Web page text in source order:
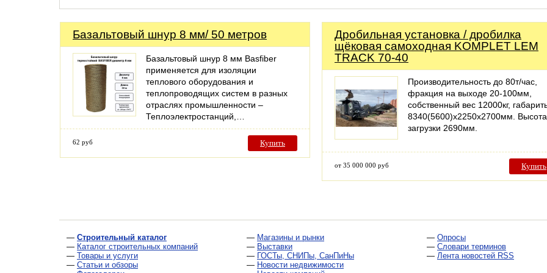
Базальтовый шнур 8 мм/ 50 метров
Базальтовый шнур 8 мм Basfiber
применяется для изоляции
теплового оборудования и
теплопроводящих систем в разных
отраслях промышленности –
Теплоэлектростанций,…
62 руб Купить
Дробильная установка / дробилка
щёковая самоходная KOMPLET LEM
TRACK 70-40
Производительность до 80т/час,
фракция на выходе 20-100мм,
собственный вес 12000кг,
8340(5600)х2250х2700мм. Высота
загрузки 2690мм.
от 35 000 000 руб Купить
— Строительный каталог
— Каталог строительных компаний
— Товары и услуги
— Статьи и обзоры
— Магазины и рынки
— Выставки
— ГОСТы, СНИПы, СанПиНы
— Новости недвижимости
— Опросы
— Словари терминов
— Лента новостей RSS